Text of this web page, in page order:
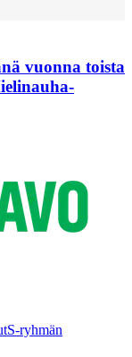
vuonna toista
S-ryhmän